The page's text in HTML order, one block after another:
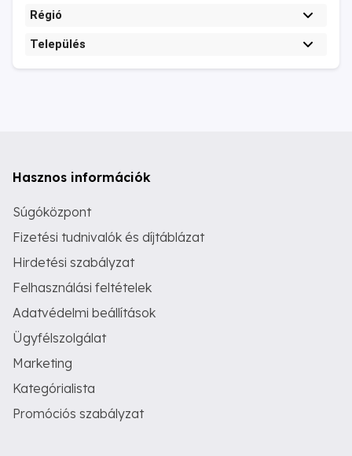
Régió
Település
Hasznos információk
Súgóközpont
Fizetési tudnivalók és díjtáblázat
Hirdetési szabályzat
Felhasználási feltételek
Adatvédelmi beállítások
Ügyfélszolgálat
Marketing
Kategórialista
Promóciós szabályzat